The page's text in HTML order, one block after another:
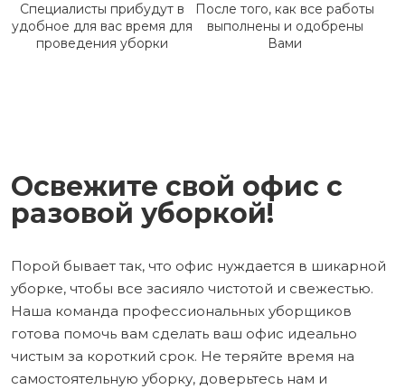
Специалисты прибудут в
удобное для вас время для
проведения уборки
После того, как все работы
выполнены и одобрены
Вами
Освежите свой офис с
разовой уборкой!
Порой бывает так, что офис нуждается в шикарной
уборке, чтобы все засияло чистотой и свежестью.
Наша команда профессиональных уборщиков
готова помочь вам сделать ваш офис идеально
чистым за короткий срок. Не теряйте время на
самостоятельную уборку, доверьтесь нам и